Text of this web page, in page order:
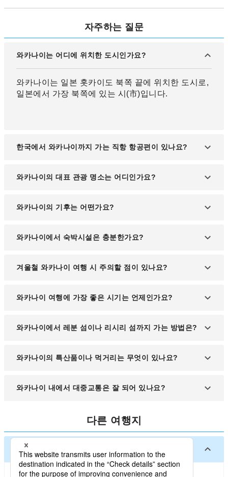
자주하는 질문
와카나이는 어디에 위치한 도시인가요?
와카나이는 일본 홋카이도 북쪽 끝에 위치한 도시로,
일본에서 가장 북쪽에 있는 시(市)입니다.
한국에서 와카나이까지 가는 직항 항공편이 있나요?
현재는 한국에서 와카나이로 가는 직항편은 없으며,
와카나이의 대표 관광 명소는 어디인가요?
소야곶, 노샤푸곶, 리시리 섬과 레분 섬을 조망할 수
와카나이의 기후는 어떤가요?
냉대 기후에 속하며 겨울에는 눈이 많이 오고 기온이
와카나이에서 숙박시설은 충분한가요?
시내 중심에는 비즈니스 호텔부터 료칸, 민박까지 다
겨울철 와카나이 여행 시 주의할 점이 있나요?
강한 눈보라와 도로 결빙이 자주 발생하므로, 방한복
와카나이 여행에 가장 좋은 시기는 언제인가요?
야외 관광을 원하신다면 6월에서 8월이 가장 좋으며,
와카나이에서 레분 섬이나 리시리 섬까지 가는 방법은?
와카나이 항구에서 정기 페리를 이용해 레분 섬과 리
와카나이의 특산품이나 먹거리는 무엇이 있나요?
해산물이 풍부한 지역으로, 성게, 가리비, 연어, 게 요
와카나이 내에서 대중교통은 잘 되어 있나요?
시내 버스가 일부 운행되지만, 관광에는 렌터카 이용
이 보다 효율적입니다.
다른 여행지
일본 주요 도시